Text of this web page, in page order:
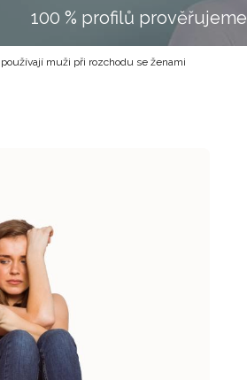
100 % profilů prověřujeme
muži při rozchodu se ženami